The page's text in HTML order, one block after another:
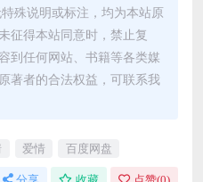
殊说明或标注，均为本站原
征得本站同意时，禁止复
到任何网站、书籍等各类媒
著者的合法权益，可联系我
爱情 百度网盘